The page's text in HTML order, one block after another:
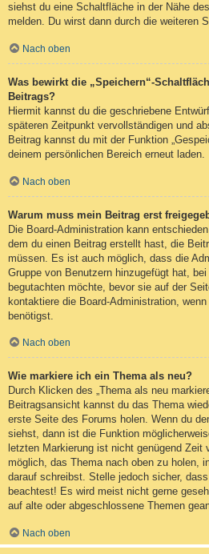
siehst du eine Schaltfläche in der Nähe
melden. Du wirst dann durch die weiteren
Nach oben
Was bewirkt die „Speichern“-
Beitrags?
Hiermit kannst du die geschriebene
späteren Zeitpunkt vervollständigen und
Beitrag kannst du mit der Funktion
deinem persönlichen Bereich erneut laden.
Nach oben
Warum muss mein Beitrag erst
Die Board-Administration kann
dem du einen Beitrag erstellt hast, die
müssen. Es ist auch möglich, dass die
Gruppe von Benutzern hinzugefügt hat,
begutachten möchte, bevor sie auf der
kontaktiere die Board-Administration,
benötigst.
Nach oben
Wie markiere ich ein Thema als neu?
Durch Klicken des „Thema als neu
Beitragsansicht kannst du das Thema
erste Seite des Forums holen. Wenn du
siehst, dann ist die Funktion
letzten Markierung ist nicht genügend Zeit
möglich, das Thema nach oben zu holen,
darauf schreibst. Stelle jedoch sicher,
beachtest! Es wird meist nicht gerne
auf alte oder abgeschlossene Themen
Nach oben